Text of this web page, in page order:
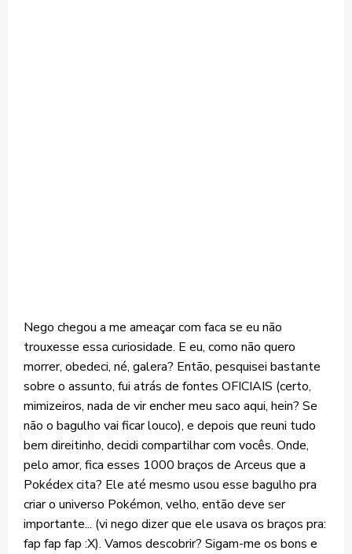
Nego chegou a me ameaçar com faca se eu não
trouxesse essa curiosidade. E eu, como não quero
morrer, obedeci, né, galera? Então, pesquisei bastante
sobre o assunto, fui atrás de fontes OFICIAIS (certo,
mimizeiros, nada de vir encher meu saco aqui, hein? Se
não o bagulho vai ficar louco), e depois que reuni tudo
bem direitinho, decidi compartilhar com vocês. Onde,
pelo amor, fica esses 1000 braços de Arceus que a
Pokédex cita? Ele até mesmo usou esse bagulho pra
criar o universo Pokémon, velho, então deve ser
importante... (vi nego dizer que ele usava os braços pra:
fap fap fap :X). Vamos descobrir? Sigam-me os bons e